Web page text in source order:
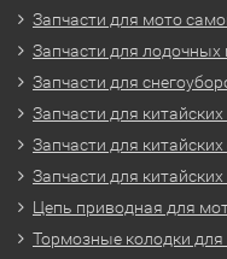
Запчасти для мото
Запчасти для лодочных
Запчасти для
Запчасти для
Запчасти для китайских
Запчасти для
Цепь приводная для
Тормозные колодки для